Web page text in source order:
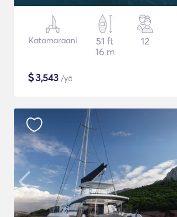
Katamaraani
51 ft
16 m
12
$3,543 /yö